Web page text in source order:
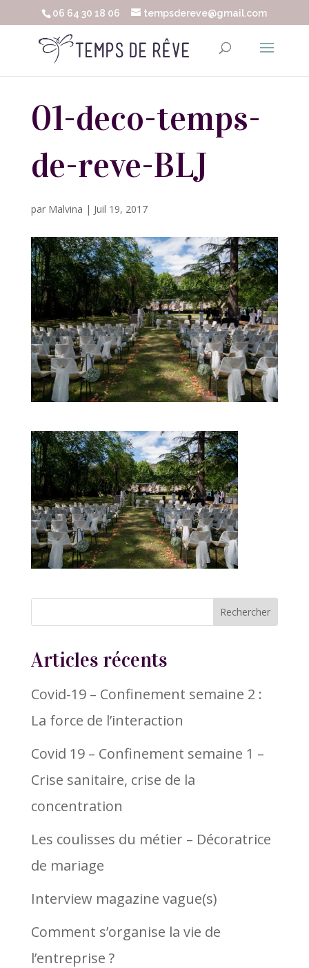
06 64 30 18 06 tempsdereve@gmail.com
01-deco-temps-
de-reve-BLJ
par Malvina | Juil 19, 2017
Articles récents
Covid-19 – Confinement semaine 2 :
La force de l’interaction
Covid 19 – Confinement semaine 1 –
Crise sanitaire, crise de la
concentration
Les coulisses du métier – Décoratrice
de mariage
Interview magazine vague(s)
Comment s’organise la vie de
l’entreprise ?